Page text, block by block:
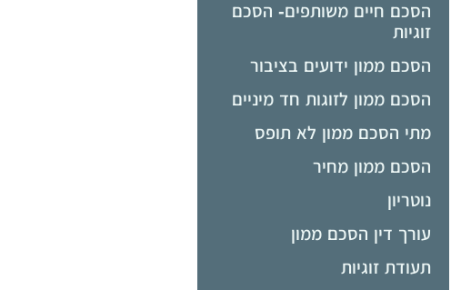
הסכם חיים משותפים- הסכם
זוגיות
הסכם ממון ידועים בציבור
הסכם ממון לזוגות חד מיניים
מתי הסכם ממון לא תופס
הסכם ממון מחיר
נוטריון
עורך דין הסכם ממון
תעודת זוגיות